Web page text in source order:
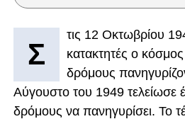
Σ
τις 12 Οκτωβρίου
κατακτητές ο
δρόμους
Αύγουστο του 1949 τελείωσε
δρόμους να πανηγυρίσει. Το